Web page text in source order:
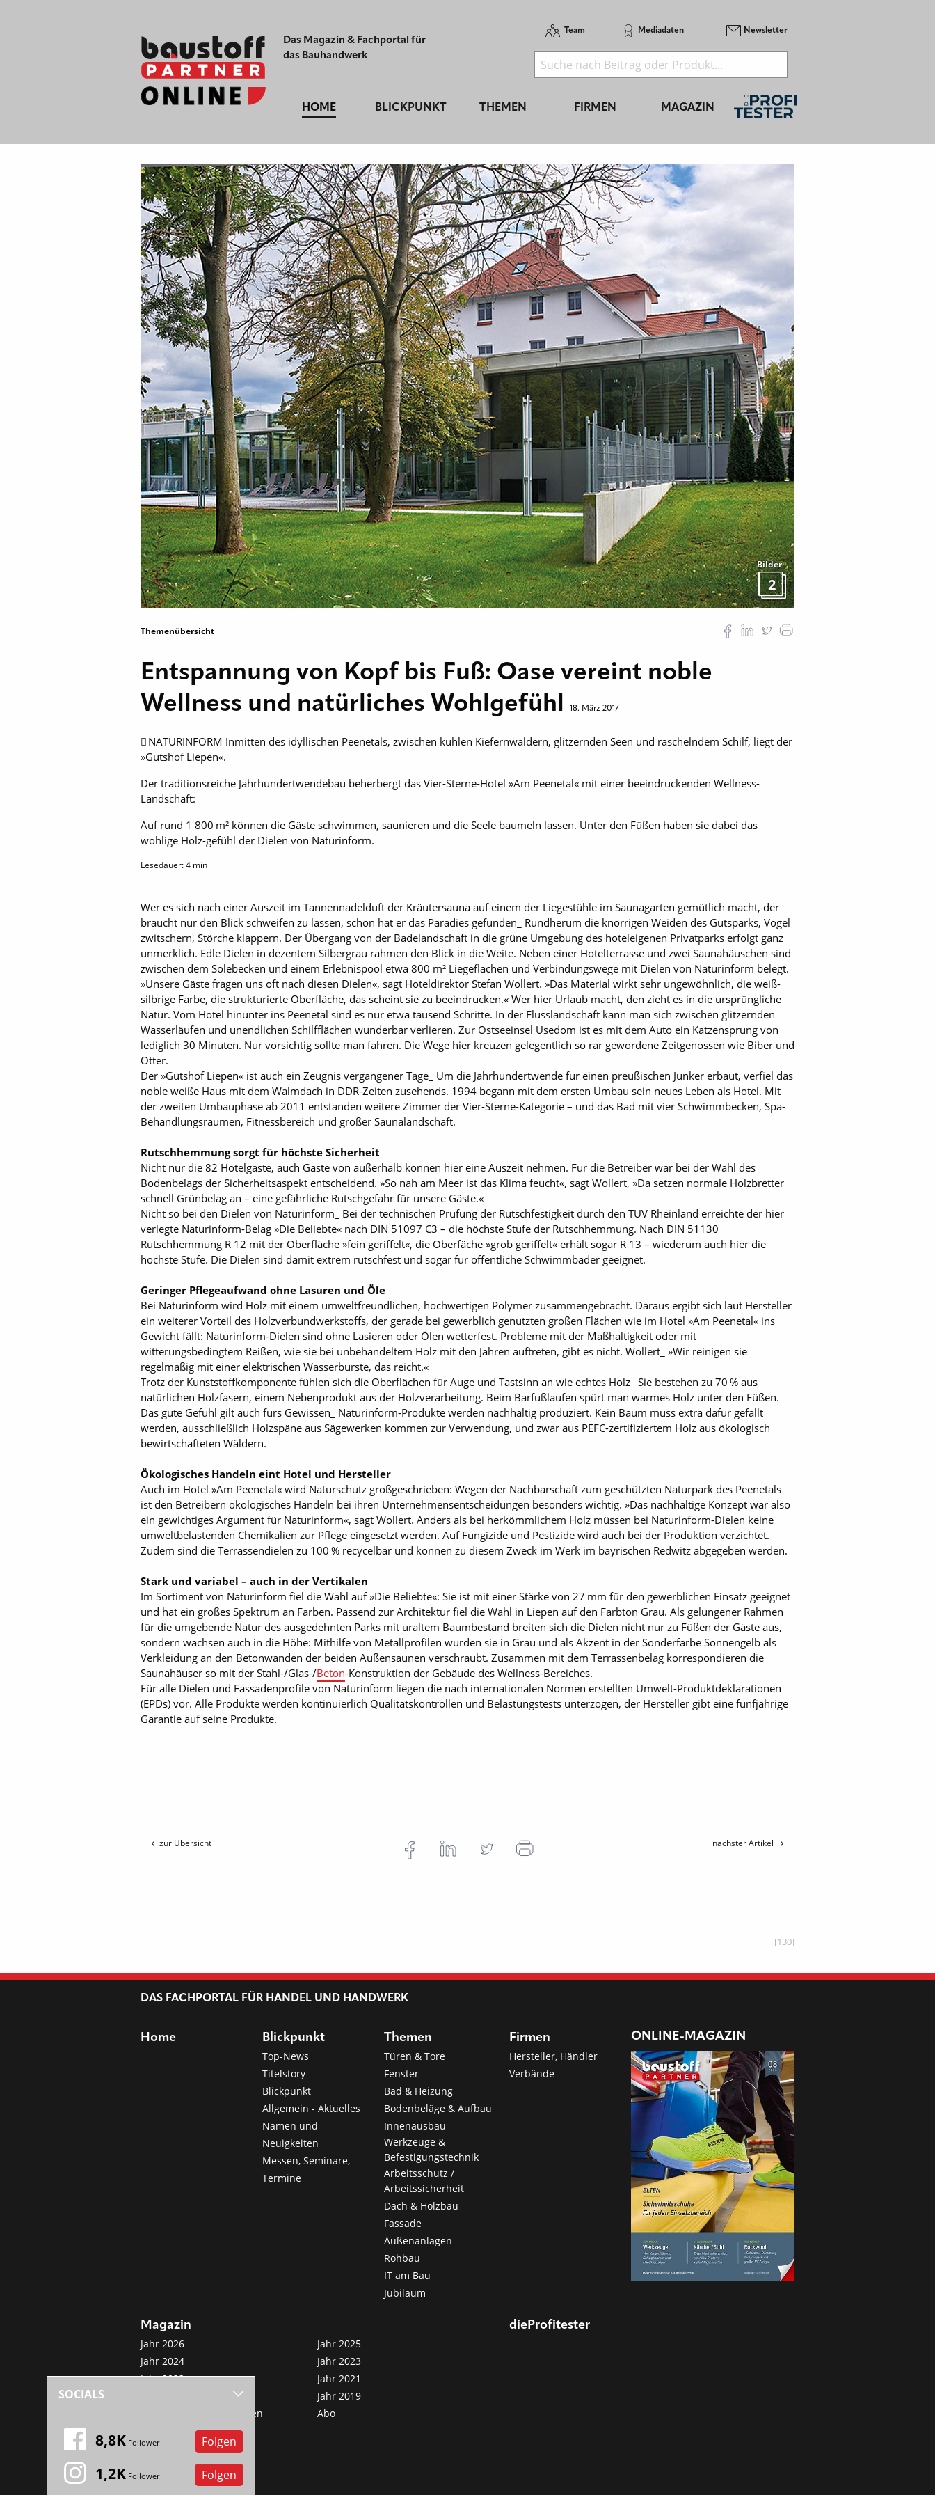
Das Magazin & Fachportal für
das Bauhandwerk
Team Mediadaten Newsletter
HOME BLICKPUNKT THEMEN FIRMEN MAGAZIN
Bilder
2
Themenübersicht
Entspannung von Kopf bis Fuß: Oase vereint noble
Wellness und natürliches Wohlgefühl
18. März 2017
 NATURINFORM Inmitten des idyllischen Peenetals, zwischen kühlen Kiefernwäldern, glitzernden Seen und raschelndem Schilf, liegt der
»Gutshof Liepen«.
Der traditionsreiche Jahrhundertwendebau beherbergt das Vier-Sterne-Hotel »Am Peenetal« mit einer beeindruckenden Wellness-
Landschaft:
Auf rund 1 800 m² können die Gäste schwimmen, saunieren und die Seele baumeln lassen. Unter den Füßen haben sie dabei das
wohlige Holz-gefühl der Dielen von Naturinform.
Lesedauer:4 min
Wer es sich nach einer Auszeit im Tannennadelduft der Kräutersauna auf einem der Liegestühle im Saunagarten gemütlich macht, der
braucht nur den Blick schweifen zu lassen, schon hat er das Paradies gefunden_ Rundherum die knorrigen Weiden des Gutsparks, Vögel
zwitschern, Störche klappern. Der Übergang von der Badelandschaft in die grüne Umgebung des hoteleigenen Privatparks erfolgt ganz
unmerklich. Edle Dielen in dezentem Silbergrau rahmen den Blick in die Weite. Neben einer Hotelterrasse und zwei Saunahäuschen sind
zwischen dem Solebecken und einem Erlebnispool etwa 800 m² Liegeflächen und Verbindungswege mit Dielen von Naturinform belegt.
»Unsere Gäste fragen uns oft nach diesen Dielen«, sagt Hoteldirektor Stefan Wollert. »Das Material wirkt sehr ungewöhnlich, die weiß-
silbrige Farbe, die strukturierte Oberfläche, das scheint sie zu beeindrucken.« Wer hier Urlaub macht, den zieht es in die ursprüngliche
Natur. Vom Hotel hinunter ins Peenetal sind es nur etwa tausend Schritte. In der Flusslandschaft kann man sich zwischen glitzernden
Wasserläufen und unendlichen Schilfflächen wunderbar verlieren. Zur Ostseeinsel Usedom ist es mit dem Auto ein Katzensprung von
lediglich 30 Minuten. Nur vorsichtig sollte man fahren. Die Wege hier kreuzen gelegentlich so rar gewordene Zeitgenossen wie Biber und
Otter.
Der »Gutshof Liepen« ist auch ein Zeugnis vergangener Tage_ Um die Jahrhundertwende für einen preußischen Junker erbaut, verfiel das
noble weiße Haus mit dem Walmdach in DDR-Zeiten zusehends. 1994 begann mit dem ersten Umbau sein neues Leben als Hotel. Mit
der zweiten Umbauphase ab 2011 entstanden weitere Zimmer der Vier-Sterne-Kategorie – und das Bad mit vier Schwimmbecken, Spa-
Behandlungsräumen, Fitnessbereich und großer Saunalandschaft.
Rutschhemmung sorgt für höchste Sicherheit
Nicht nur die 82 Hotelgäste, auch Gäste von außerhalb können hier eine Auszeit nehmen. Für die Betreiber war bei der Wahl des
Bodenbelags der Sicherheitsaspekt entscheidend. »So nah am Meer ist das Klima feucht«, sagt Wollert, »Da setzen normale Holzbretter
schnell Grünbelag an – eine gefährliche Rutschgefahr für unsere Gäste.«
Nicht so bei den Dielen von Naturinform_ Bei der technischen Prüfung der Rutschfestigkeit durch den TÜV Rheinland erreichte der hier
verlegte Naturinform-Belag »Die Beliebte« nach DIN 51097 C3 – die höchste Stufe der Rutschhemmung. Nach DIN 51130
Rutschhemmung R 12 mit der Oberfläche »fein geriffelt«, die Oberfäche »grob geriffelt« erhält sogar R 13 – wiederum auch hier die
höchste Stufe. Die Dielen sind damit extrem rutschfest und sogar für öffentliche Schwimmbäder geeignet.
Geringer Pflegeaufwand ohne Lasuren und Öle
Bei Naturinform wird Holz mit einem umweltfreundlichen, hochwertigen Polymer zusammengebracht. Daraus ergibt sich laut Hersteller
ein weiterer Vorteil des Holzverbundwerkstoffs, der gerade bei gewerblich genutzten großen Flächen wie im Hotel »Am Peenetal« ins
Gewicht fällt: Naturinform-Dielen sind ohne Lasieren oder Ölen wetterfest. Probleme mit der Maßhaltigkeit oder mit
witterungsbedingtem Reißen, wie sie bei unbehandeltem Holz mit den Jahren auftreten, gibt es nicht. Wollert_ »Wir reinigen sie
regelmäßig mit einer elektrischen Wasserbürste, das reicht.«
Trotz der Kunststoffkomponente fühlen sich die Oberflächen für Auge und Tastsinn an wie echtes Holz_ Sie bestehen zu 70 % aus
natürlichen Holzfasern, einem Nebenprodukt aus der Holzverarbeitung. Beim Barfußlaufen spürt man warmes Holz unter den Füßen.
Das gute Gefühl gilt auch fürs Gewissen_ Naturinform-Produkte werden nachhaltig produziert. Kein Baum muss extra dafür gefällt
werden, ausschließlich Holzspäne aus Sägewerken kommen zur Verwendung, und zwar aus PEFC-zertifiziertem Holz aus ökologisch
bewirtschafteten Wäldern.
Ökologisches Handeln eint Hotel und Hersteller
Auch im Hotel »Am Peenetal« wird Naturschutz großgeschrieben: Wegen der Nachbarschaft zum geschützten Naturpark des Peenetals
ist den Betreibern ökologisches Handeln bei ihren Unternehmensentscheidungen besonders wichtig. »Das nachhaltige Konzept war also
ein gewichtiges Argument für Naturinform«, sagt Wollert. Anders als bei herkömmlichem Holz müssen bei Naturinform-Dielen keine
umweltbelastenden Chemikalien zur Pflege eingesetzt werden. Auf Fungizide und Pestizide wird auch bei der Produktion verzichtet.
Zudem sind die Terrassendielen zu 100 % recycelbar und können zu diesem Zweck im Werk im bayrischen Redwitz abgegeben werden.
Stark und variabel – auch in der Vertikalen
Im Sortiment von Naturinform fiel die Wahl auf »Die Beliebte«: Sie ist mit einer Stärke von 27 mm für den gewerblichen Einsatz geeignet
und hat ein großes Spektrum an Farben. Passend zur Architektur fiel die Wahl in Liepen auf den Farbton Grau. Als gelungener Rahmen
für die umgebende Natur des ausgedehnten Parks mit uraltem Baumbestand breiten sich die Dielen nicht nur zu Füßen der Gäste aus,
sondern wachsen auch in die Höhe: Mithilfe von Metallprofilen wurden sie in Grau und als Akzent in der Sonderfarbe Sonnengelb als
Verkleidung an den Betonwänden der beiden Außensaunen verschraubt. Zusammen mit dem Terrassenbelag korrespondieren die
Saunahäuser so mit der Stahl-/Glas-/Beton-Konstruktion der Gebäude des Wellness-Bereiches.
Für alle Dielen und Fassadenprofile von Naturinform liegen die nach internationalen Normen erstellten Umwelt-Produktdeklarationen
(EPDs) vor. Alle Produkte werden kontinuierlich Qualitätskontrollen und Belastungstests unterzogen, der Hersteller gibt eine fünfjährige
Garantie auf seine Produkte.
zur Übersicht nächster Artikel
[130]
DAS FACHPORTAL FÜR HANDEL UND HANDWERK
Home Blickpunkt
Top-News
Titelstory
Blickpunkt
Allgemein - Aktuelles
Namen und
Neuigkeiten
Messen, Seminare,
Termine
Themen
Türen & Tore
Fenster
Bad & Heizung
Bodenbeläge & Aufbau
Innenausbau
Werkzeuge &
Befestigungstechnik
Arbeitsschutz /
Arbeitssicherheit
Dach & Holzbau
Fassade
Außenanlagen
Rohbau
IT am Bau
Jubiläum
Firmen
Hersteller, Händler
Verbände
Magazin
Jahr 2026
Jahr 2025
Jahr 2024
Jahr 2023
Jahr 2022
Jahr 2021
Jahr 2019
Sonderveröffentlichungen
Abo
dieProfitester
ONLINE-MAGAZIN
SOCIALS
8,8K Follower Folgen
1,2K Follower Folgen